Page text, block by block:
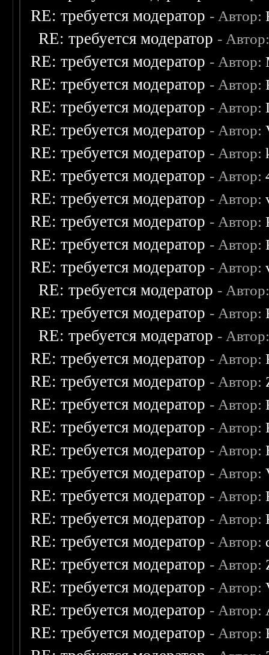
RE: требуется модератор - Автор:
RE: требуется модератор -
RE: требуется модератор - Автор:
RE: требуется модератор - Автор:
RE: требуется модератор - Автор:
RE: требуется модератор - Автор:
RE: требуется модератор - Автор:
RE: требуется модератор - Автор:
RE: требуется модератор - Автор:
RE: требуется модератор - Автор:
RE: требуется модератор - Автор:
RE: требуется модератор - Автор:
RE: требуется модератор -
RE: требуется модератор - Автор:
RE: требуется модератор -
RE: требуется модератор - Автор:
RE: требуется модератор - Автор:
RE: требуется модератор - Автор:
RE: требуется модератор - Автор:
RE: требуется модератор - Автор:
RE: требуется модератор - Автор:
RE: требуется модератор - Автор:
RE: требуется модератор - Автор:
RE: требуется модератор - Автор:
RE: требуется модератор - Автор:
RE: требуется модератор - Автор:
RE: требуется модератор - Автор:
RE: требуется модератор - Автор: